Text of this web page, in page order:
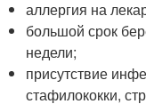
аллергия на
большой срок
недели;
присутствие
стафилококки,